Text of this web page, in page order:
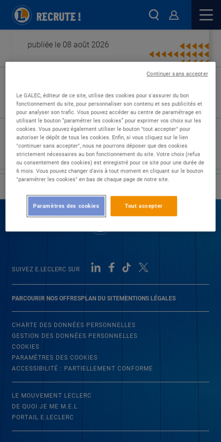
publiée le 08 août 2026
Type de contrat :
Expérience :
Études :
PARCOURIR NOS OFFRESPLAN DU SITEMENTIONS LÉGALES
SUIVEZ E.LECLERC SUR
CHARTE DES DONNÉES PERSONNELLES
GESTION DES DONNÉES PERSONNELLES
COOKIES
PARAMÈTRES DES COOKIES
ACCESSIBILITÉ : PARTIELLEMENT CONFORME
LE MOUVEMENT LECLERC
DE QUOI JE ME M.E.L
PORTAIL E.LECLERC
Le GALEC, éditeur de ce site, utilise des cookies pour s'assurer du bon
fonctionnement du site, pour personnaliser son contenu et ses publicités et
pour analyser son trafic. Vous pouvez accéder au centre de paramétrage en
utilisant le bouton “paramétrer les cookies” pour exprimer vos choix sur les
cookies. Vous pouvez également utiliser le bouton "tout accepter" pour
autoriser le dépôt de tous les cookies. Enfin, si vous cliquez sur le lien
"continuer sans accepter", nous ne pourrons déposer que des cookies
strictement nécessaires au bon fonctionnement du site. Votre choix (refus
ou consentement des cookies) est enregistré pour ce site pour une durée de
6 mois. Vous pouvez changer d'avis à tout moment en cliquant sur le bouton
"paramétrer les cookies" en bas de chaque page de notre site.
Tout accepter
Paramètres des cookies
Continuer sans accepter